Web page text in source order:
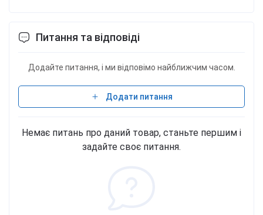
Питання та відповіді
Додайте питання, і ми відповімо найближчим часом.
Додати питання
Немає питань про даний товар, станьте першим і
задайте своє питання.